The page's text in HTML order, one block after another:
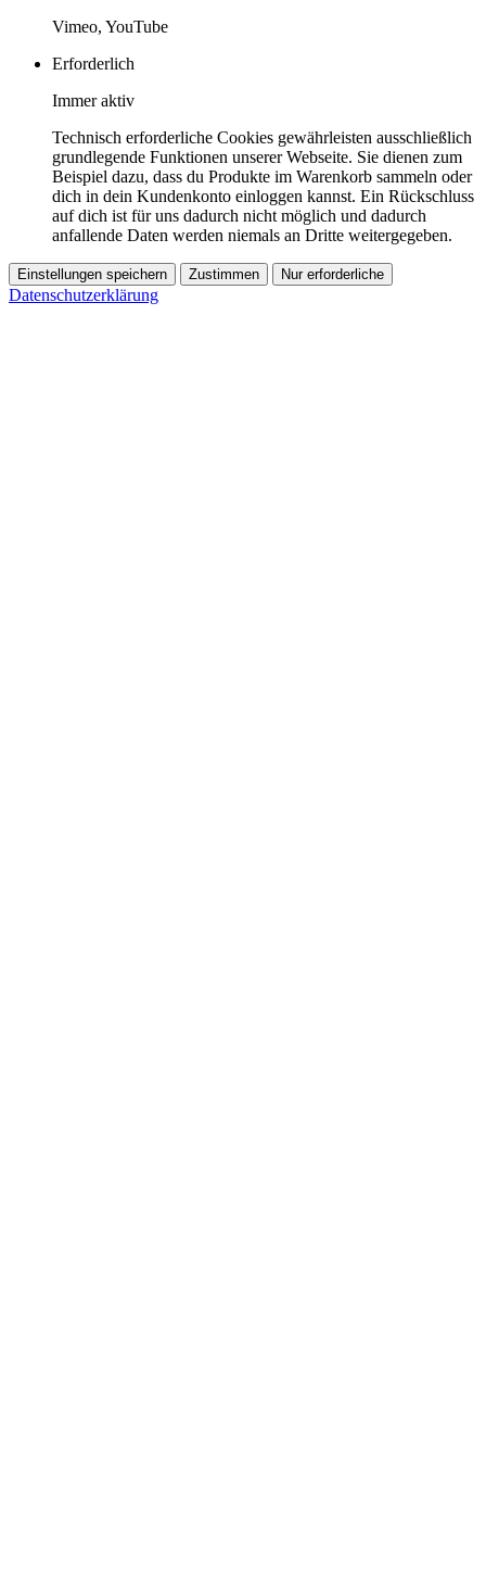
Vimeo, YouTube
Erforderlich
Immer aktiv
Technisch erforderliche Cookies gewährleisten ausschließlich
grundlegende Funktionen unserer Webseite. Sie dienen zum
Beispiel dazu, dass du Produkte im Warenkorb sammeln oder
dich in dein Kundenkonto einloggen kannst. Ein Rückschluss
auf dich ist für uns dadurch nicht möglich und dadurch
anfallende Daten werden niemals an Dritte weitergegeben.
Einstellungen speichern Zustimmen Nur erforderliche
Datenschutzerklärung